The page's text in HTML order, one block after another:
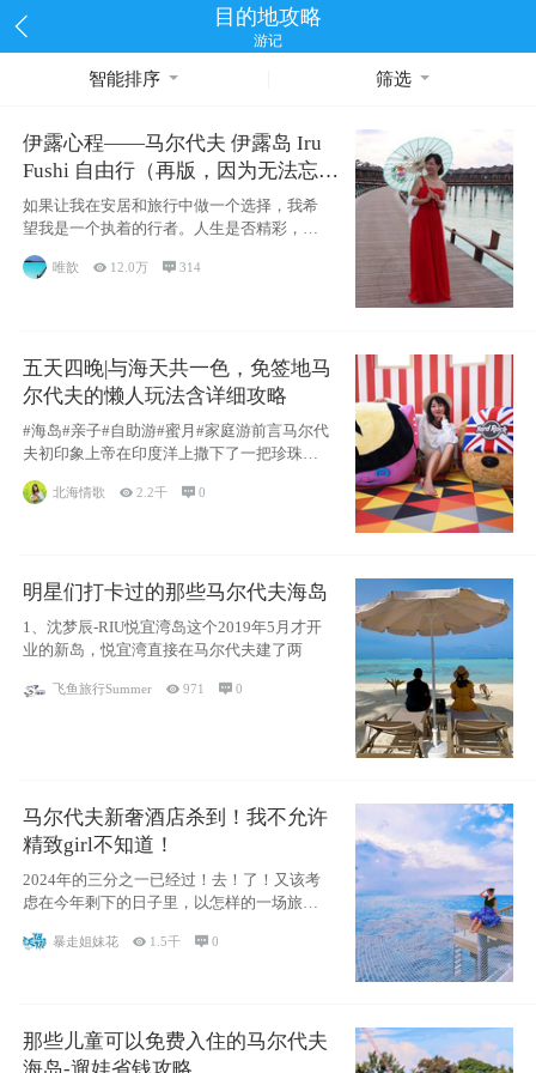
目的地攻略
游记
智能排序 筛选
伊露心程——马尔代夫 伊露岛 Iru
Fushi 自由行（再版，因为无法忘却
的留恋）
如果让我在安居和旅行中做一个选择，我希
望我是一个执着的行者。人生是否精彩，都
源于自己
唯歆  12.0万  314
五天四晚|与海天共一色，免签地马
尔代夫的懒人玩法含详细攻略
#海岛#亲子#自助游#蜜月#家庭游前言马尔代
夫初印象上帝在印度洋上撒下了一把珍珠，
北海情歌 2.2千 0
明星们打卡过的那些马尔代夫海岛
1、沈梦辰-RIU悦宜湾岛这个2019年5月才开
业的新岛，悦宜湾直接在马尔代夫建了两
飞鱼旅行Summer 971 0
马尔代夫新奢酒店杀到！我不允许
精致girl不知道！
2024年的三分之一已经过！去！了！又该考
虑在今年剩下的日子里，以怎样的一场旅行
暴走姐妹花  1.5千 0
那些儿童可以免费入住的马尔代夫